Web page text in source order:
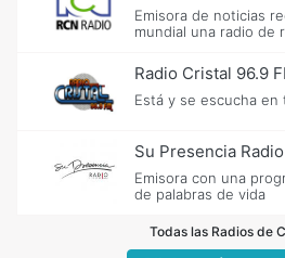
Emisora de noticias
mundial una radio de
Radio Cristal 96.9
Está y se escucha en
Su Presencia
Emisora con una
de palabras de vida
Todas las Radios de